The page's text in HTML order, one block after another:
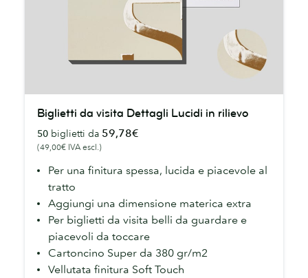
visita
Dettagli
Lucidi
rilievo
Biglietti da visita Dettagli Lucidi in rilievo
50 biglietti da 59,78€
(49,00€ IVA escl.)
Per una finitura spessa, lucida e piacevole al
tratto
Aggiungi una dimensione materica extra
Per biglietti da visita belli da guardare e
piacevoli da toccare
Cartoncino Super da 380 gr/m2
Vellutata finitura Soft Touch